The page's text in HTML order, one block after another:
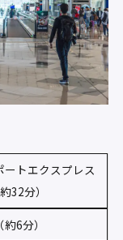
ートエクスプレス
32分）
6分）